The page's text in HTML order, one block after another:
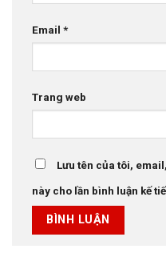
Email *
Trang web
Lưu tên của tôi,
này cho lần bình luận kế